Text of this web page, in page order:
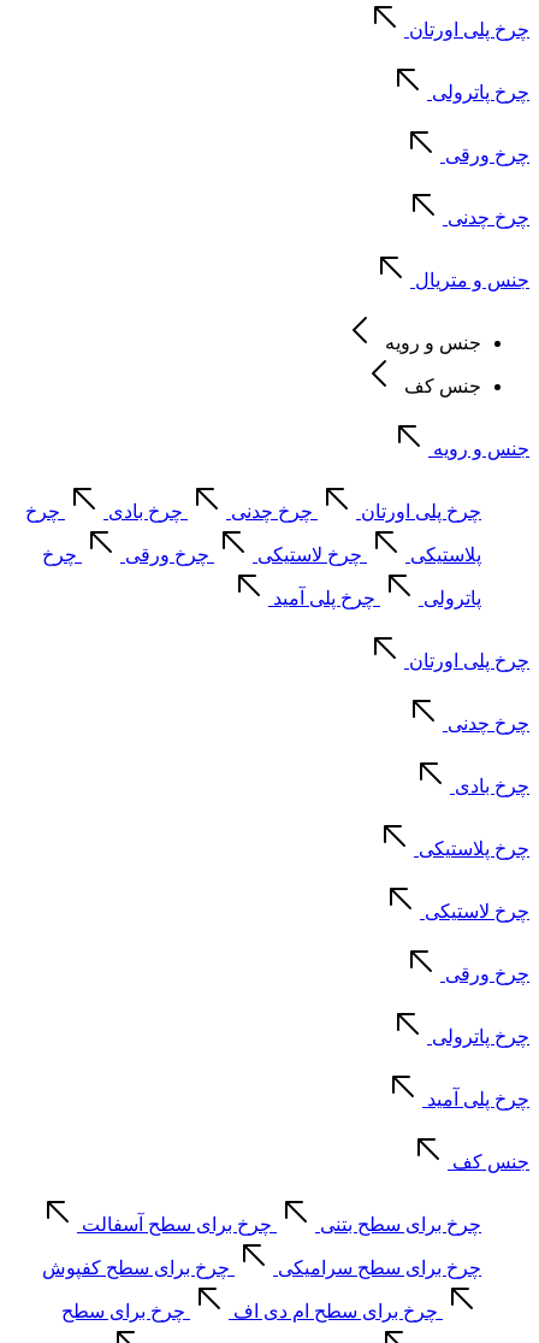
چرخ پلی اورتان
چرخ پاترولی
چرخ ورقی
چرخ چدنی
جنس و متریال
جنس و رویه
جنس کف
جنس و رویه
چرخ پلی اورتان چرخ چدنی چرخ بادی چرخ
پلاستیکی چرخ لاستیکی چرخ ورقی چرخ
پاترولی چرخ پلی آمید
چرخ پلی اورتان
چرخ چدنی
چرخ بادی
چرخ پلاستیکی
چرخ لاستیکی
چرخ ورقی
چرخ پاترولی
چرخ پلی آمید
جنس کف
چرخ برای سطح بتنی چرخ برای سطح آسفالت
چرخ برای سطح سرامیکی چرخ برای سطح کفپوش
چرخ برای سطح ام دی اف چرخ برای سطح